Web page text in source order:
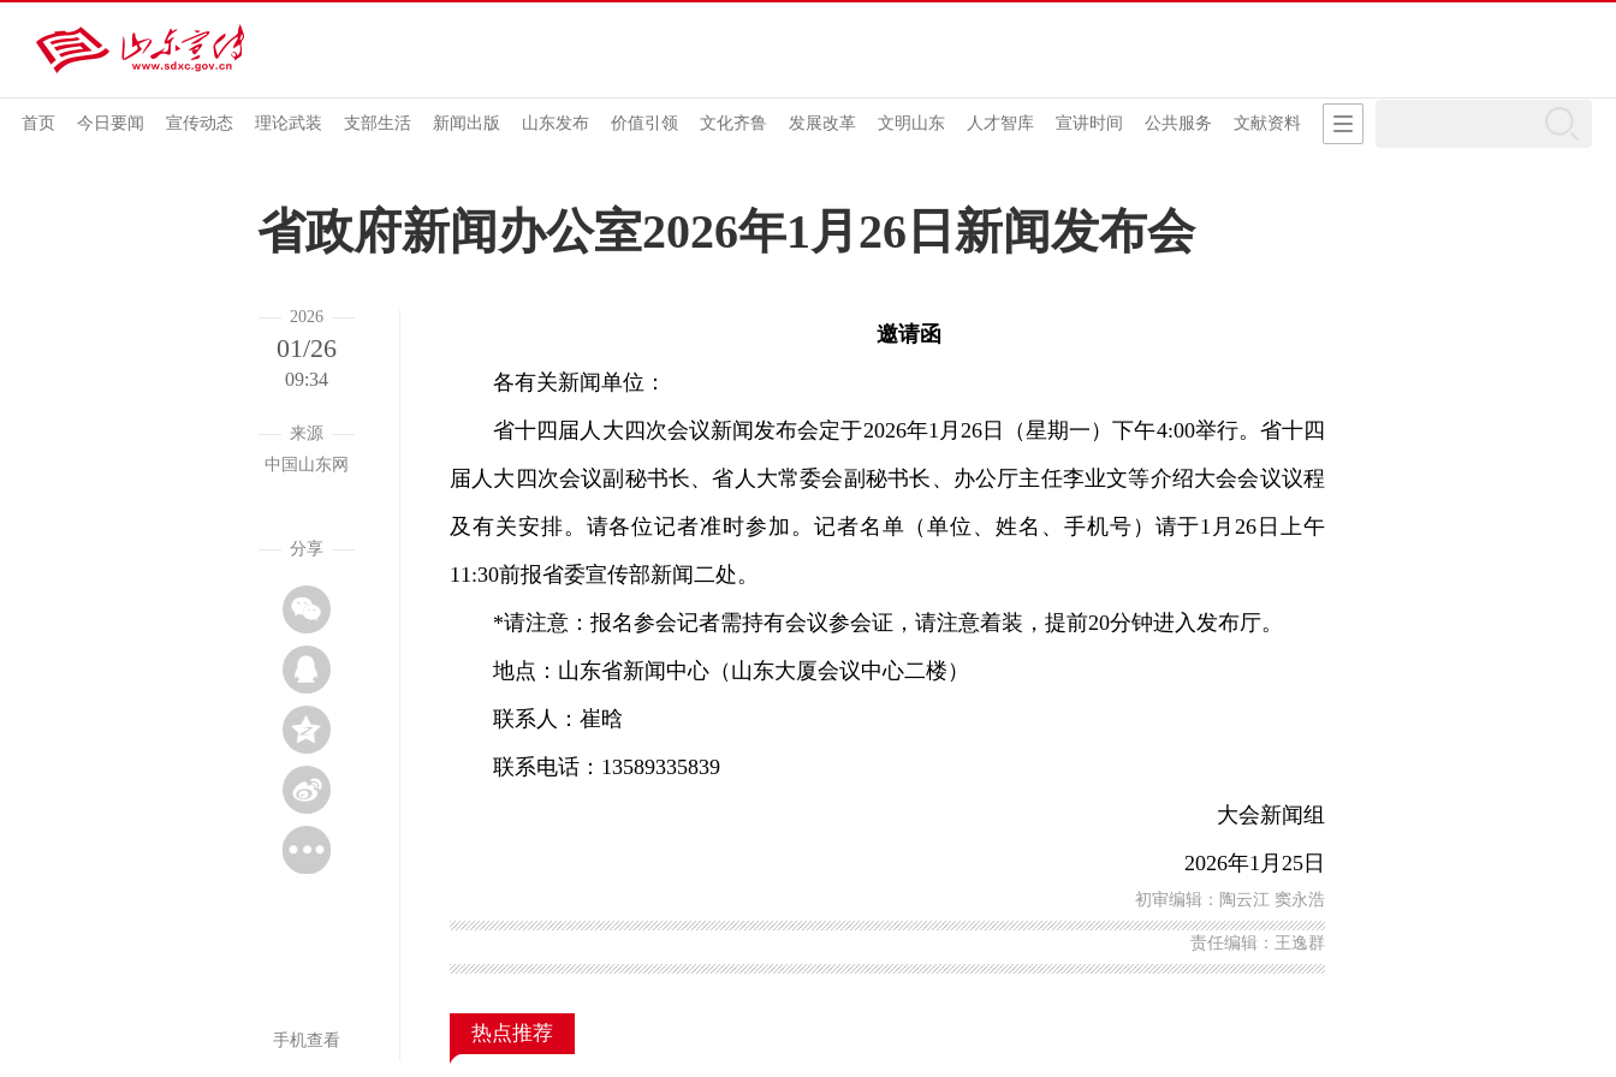
首页 今日要闻 宣传动态 理论武装 支部生活 新闻出版 山东发布 价值引领 文化齐鲁 发展改革 文明山东 人才智库 宣讲时间 公共服务 文献资料
省政府新闻办公室2026年1月26日新闻发布会
2026
01/26
09:34
来源
中国山东网
分享
手机查看
邀请函
各有关新闻单位：
省十四届人大四次会议新闻发布会定于2026年1月26日（星期一）下午4:00举行。省十四
届人大四次会议副秘书长、省人大常委会副秘书长、办公厅主任李业文等介绍大会会议议程
及有关安排。请各位记者准时参加。记者名单（单位、姓名、手机号）请于1月26日上午
11:30前报省委宣传部新闻二处。
*请注意：报名参会记者需持有会议参会证，请注意着装，提前20分钟进入发布厅。
地点：山东省新闻中心（山东大厦会议中心二楼）
联系人：崔晗
联系电话：13589335839
大会新闻组
2026年1月25日
初审编辑：陶云江 窦永浩
责任编辑：王逸群
热点推荐